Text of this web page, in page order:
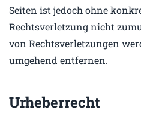
Seiten ist jedoch ohne
Rechtsverletzung nicht
von Rechtsverletzungen
umgehend entfernen.
Urheberrecht